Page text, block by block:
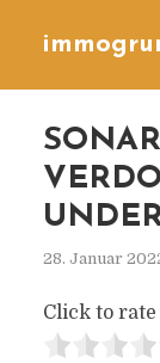
28. Januar
Click to